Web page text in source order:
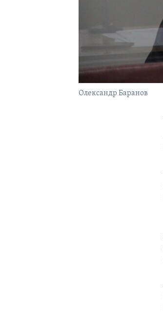
Олександр Баранов